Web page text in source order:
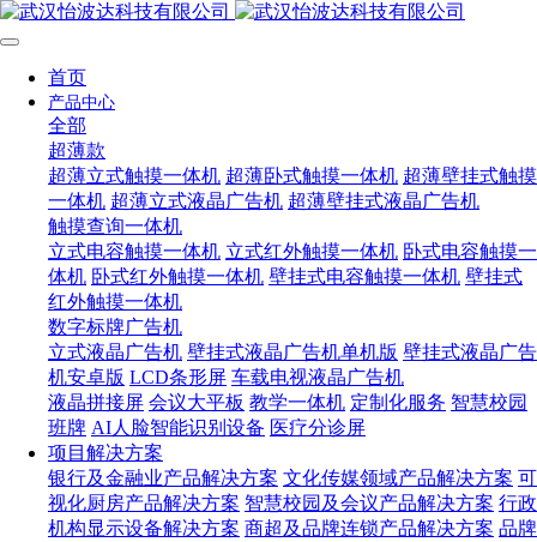
首页
产品中心
全部
超薄款
超薄立式触摸一体机 超薄卧式触摸一体机 超薄壁挂式触摸
一体机 超薄立式液晶广告机 超薄壁挂式液晶广告机
触摸查询一体机
立式电容触摸一体机 立式红外触摸一体机 卧式电容触摸一
体机 卧式红外触摸一体机 壁挂式电容触摸一体机 壁挂式
红外触摸一体机
数字标牌广告机
立式液晶广告机 壁挂式液晶广告机单机版 壁挂式液晶广告
机安卓版 LCD条形屏 车载电视液晶广告机
液晶拼接屏 会议大平板 教学一体机 定制化服务 智慧校园
班牌 AI人脸智能识别设备 医疗分诊屏
项目解决方案
银行及金融业产品解决方案 文化传媒领域产品解决方案 可
视化厨房产品解决方案 智慧校园及会议产品解决方案 行政
机构显示设备解决方案 商超及品牌连锁产品解决方案 品牌